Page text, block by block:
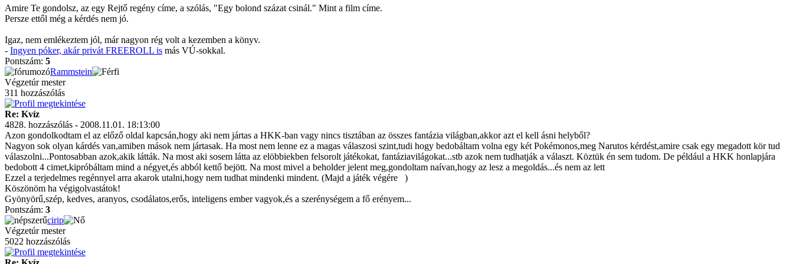
Amire Te gondolsz, az egy Rejtő regény címe, a szólás, "Egy bolond százat csinál." Mint a film címe.
Persze ettől még a kérdés nem jó.
Igaz, nem emlékeztem jól, már nagyon rég volt a kezemben a könyv.
- Ingyen póker, akár privát FREEROLL is más VÚ-sokkal.
Pontszám: 5
Rammstein
Végzetúr mester
311 hozzászólás
Re: Kvíz
4828. hozzászólás - 2008.11.01. 18:13:00
Azon gondolkodtam el az előző oldal kapcsán,hogy aki nem jártas a HKK-ban vagy nincs tisztában az összes fantázia világban,akkor azt el kell ásni helyből?
Nagyon sok olyan kárdés van,amiben mások nem jártasak. Ha most nem lenne ez a magas válaszosi szint,tudi hogy bedobáltam volna egy két Pokémonos,meg Narutos kérdést,amire csak egy megadott kör tud
válaszolni...Pontosabban azok,akik látták. Na most aki sosem látta az elöbbiekben felsorolt játékokat, fantáziavilágokat...stb azok nem tudhatják a választ. Köztük én sem tudom. De például a HKK honlapjára
bedobott 4 cimet,kipróbáltam mind a négyet,és abból kettő bejött. Na most mivel a beholder jelent meg,gondoltam naívan,hogy az lesz a megoldás...és nem az lett
Ezzel a terjedelmes regénnyel arra akarok utalni,hogy nem tudhat mindenki mindent. (Majd a játék végére
)
Köszönöm ha végigolvastátok!
Gyönyörű,szép, kedves, aranyos, csodálatos,erős, inteligens ember vagyok,és a szerénységem a fő erényem...
Pontszám: 3
cirip
Végzetúr mester
5022 hozzászólás